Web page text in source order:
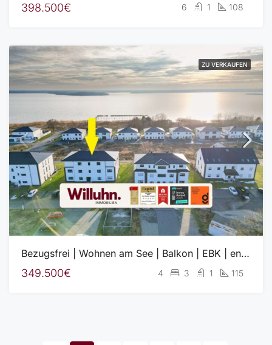
398.500€ 6 1 108
ZU VERKAUFEN
Bezugsfrei | Wohnen am See | Balkon | EBK | energieffizient
349.500€ 4 3 1 115